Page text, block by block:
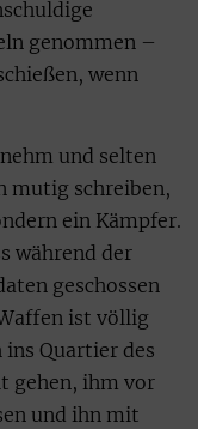
genommen –
wenn
und selten
mutig schreiben,
ein Kämpfer.
während der
geschossen
ist völlig
Quartier des
gehen, ihm vor
und ihn mit